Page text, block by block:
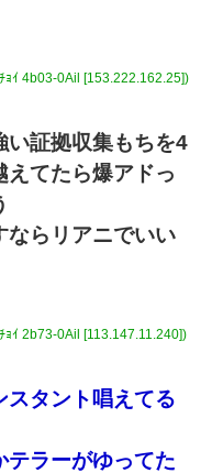
ｮｲ 4b03-0Ail [153.222.162.25])
い証拠収集もちを4
てたら爆アドっ
ならリアニでいい
ｮｲ 2b73-0Ail [113.147.11.240])
スタント唱えてる
テラーがゆってた